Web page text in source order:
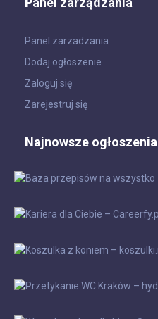
Panel zarzadzania
Dodaj ogłoszenie
Zaloguj się
Zarejestruj się
Najnowsze ogłoszenia